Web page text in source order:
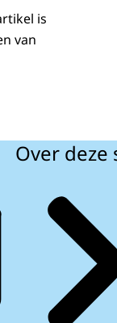
is
van
Over deze